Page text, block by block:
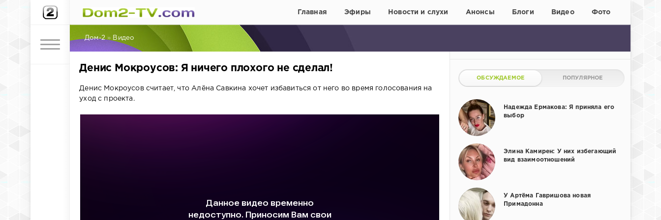
Главная Эфиры Новости и слухи Анонсы Блоги Видео Фото
Дом-2 » Видео
Денис Мокроусов: Я ничего плохого не сделал!
Денис Мокроусов считает, что Алёна Савкина хочет избавиться от него во время голосования на
уход с проекта.
ОБСУЖДАЕМОЕ ПОПУЛЯРНОЕ
Надежда Ермакова: Я приняла его
выбор
Элина Камирен: У них избегающий
вид взаимоотношений
У Артёма Гавришова новая
Примадонна